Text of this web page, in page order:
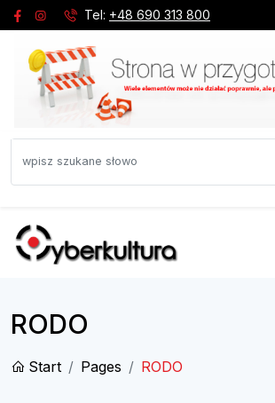
Tel: +48 690 313 800
RODO
Start Pages RODO